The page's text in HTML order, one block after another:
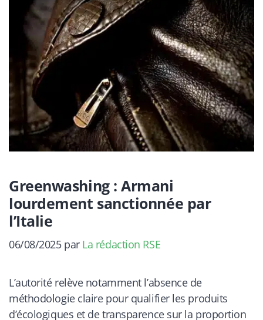
Greenwashing : Armani
lourdement sanctionnée par
l’Italie
06/08/2025 par La rédaction RSE
L’autorité relève notamment l’absence de
méthodologie claire pour qualifier les produits
d’écologiques et de transparence sur la proportion